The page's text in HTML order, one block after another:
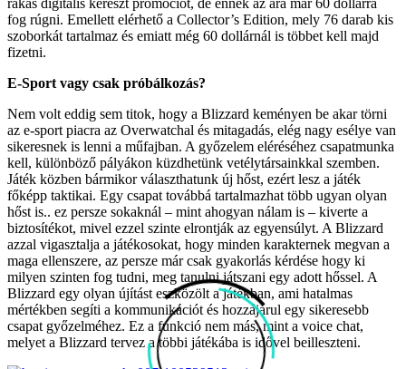
rakás digitális kereszt promóciót, de ennek az ára már 60 dollárra
fog rúgni. Emellett elérhető a Collector’s Edition, mely 76 darab kis
szoborkát tartalmaz és emiatt még 60 dollárnál is többet kell majd
fizetni.
E-Sport vagy csak próbálkozás?
Nem volt eddig sem titok, hogy a Blizzard keményen be akar törni
az e-sport piacra az Overwatchal és mitagadás, elég nagy esélye van
sikeresnek is lenni a műfajban. A győzelem eléréséhez csapatmunka
kell, különböző pályákon küzdhetünk vetélytársainkkal szemben.
Játék közben bármikor választhatunk új hőst, ezért lesz a játék
főképp taktikai. Egy csapat továbbá tartalmazhat több ugyan olyan
hőst is.. ez persze sokaknál – mint ahogyan nálam is – kiverte a
biztosítékot, mivel ezzel szinte elrontják az egyensúlyt. A Blizzard
azzal vigasztalja a játékosokat, hogy minden karakternek megvan a
maga ellenszere, az persze már csak gyakorlás kérdése hogy ki
milyen szinten fog tudni, meg tanulni játszani egy adott hőssel. A
Blizzard egy olyan újítást eszközölt a játékban, ami hatalmas
mértékben segíti a kommunikációt és hozzájárul egy sikeresebb
csapat győzelméhez. Ez a funkció nem más, mint a voice chat,
melyet a Blizzard tervez a többi játékába is idővel beilleszteni.